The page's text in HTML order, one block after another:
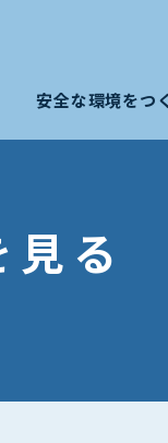
安全な環境をつ
る